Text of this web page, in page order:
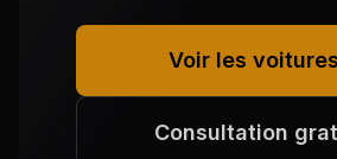
Voir les voitures
Consultation